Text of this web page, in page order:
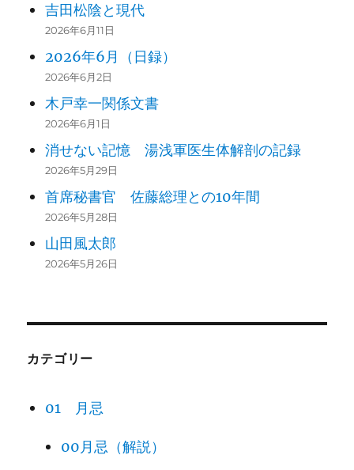
吉田松陰と現代
2026年6月11日
2026年6月（日録）
2026年6月2日
木戸幸一関係文書
2026年6月1日
消せない記憶 湯浅軍医生体解剖の記録
2026年5月29日
首席秘書官 佐藤総理との10年間
2026年5月28日
山田風太郎
2026年5月26日
カテゴリー
01 月忌
00月忌（解説）